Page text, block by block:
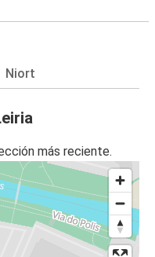
Niort
más reciente.